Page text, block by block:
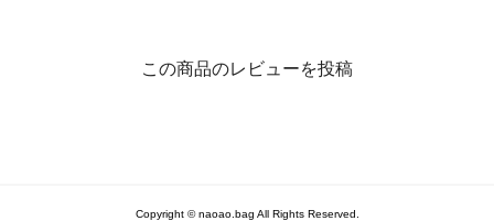
この商品のレビューを投稿
Copyright © naoao.bag All Rights Reserved.